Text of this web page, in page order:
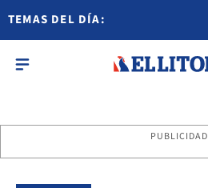
TEMAS DEL DÍA:
PUBLICIDAD